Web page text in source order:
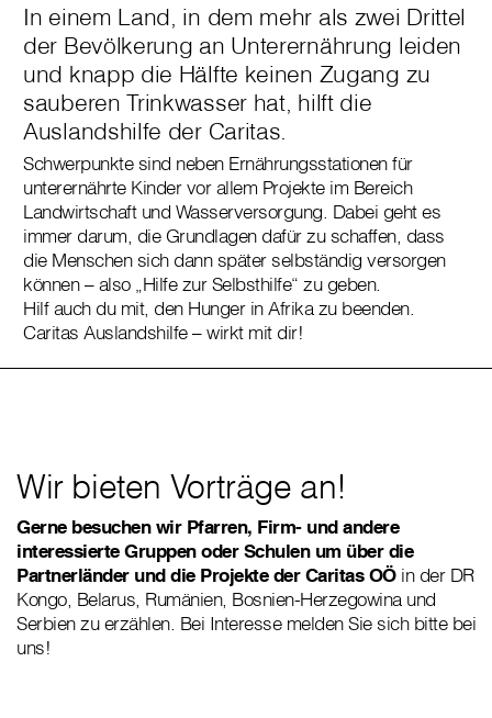
In einem Land, in dem mehr als zwei Drittel
der Bevölkerung an Unterernährung leiden
und knapp die Hälfte keinen Zugang zu
sauberen Trinkwasser hat, hilft die
Auslandshilfe der Caritas.
Schwerpunkte sind neben Ernährungsstationen für
unterernährte Kinder vor allem Projekte im Bereich
Landwirtschaft und Wasserversorgung. Dabei geht es
immer darum, die Grundlagen dafür zu schaffen, dass
die Menschen sich dann später selbständig versorgen
können – also „Hilfe zur Selbsthilfe“ zu geben.
Hilf auch du mit, den Hunger in Afrika zu beenden.
Caritas Auslandshilfe – wirkt mit dir!
Wir bieten Vorträge an!
Gerne besuchen wir Pfarren, Firm- und andere
interessierte Gruppen oder Schulen um über die
Partnerländer und die Projekte der Caritas OÖin der DR
Kongo, Belarus, Rumänien, Bosnien-Herzegowina und
Serbien zu erzählen. Bei Interesse melden Sie sich bitte bei
uns!